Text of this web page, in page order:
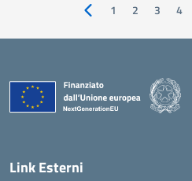
Pagina precedente
1 2 3 4
Link Esterni